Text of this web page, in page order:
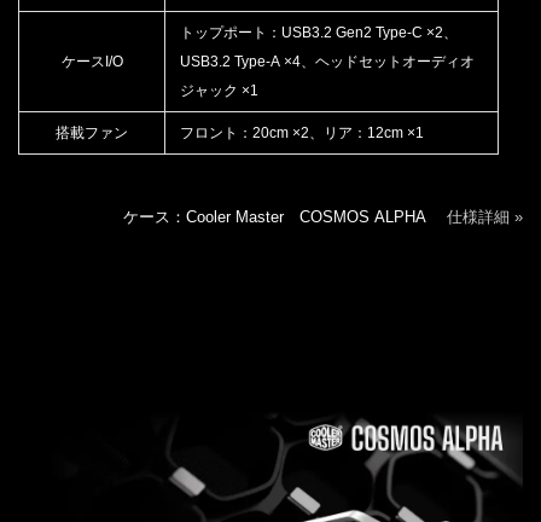
ケースI/O
トップポート：USB3.2 Gen2 Type-C ×2、
USB3.2 Type-A ×4、ヘッドセットオーディオ
ジャック ×1
搭載ファン フロント：20cm ×2、リア：12cm ×1
ケース：Cooler Master COSMOS ALPHA 仕様詳細 »